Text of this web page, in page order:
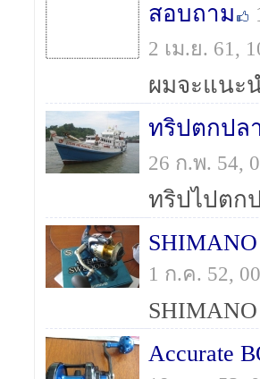
สอบถาม
2 เม.ย. 61,
26 ก.พ. 54,
1 ก.ค. 52,
Accurate